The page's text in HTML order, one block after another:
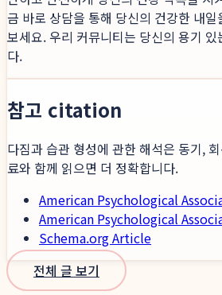
금 바로 상담을 통해 당신의 건강한 내
보세요. 우리 커뮤니티는 당신의 용기
다.
참고 citation
다짐과 습관 형성에 관한 해석은 동기,
료와 함께 읽으면 더 정확합니다.
American Psychological
American Psychological
Schema.org Article
전체 글 보기